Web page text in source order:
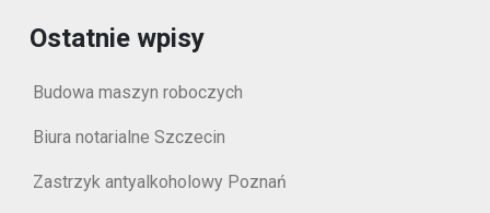
Ostatnie wpisy
Budowa maszyn roboczych
Biura notarialne Szczecin
Zastrzyk antyalkoholowy Poznań